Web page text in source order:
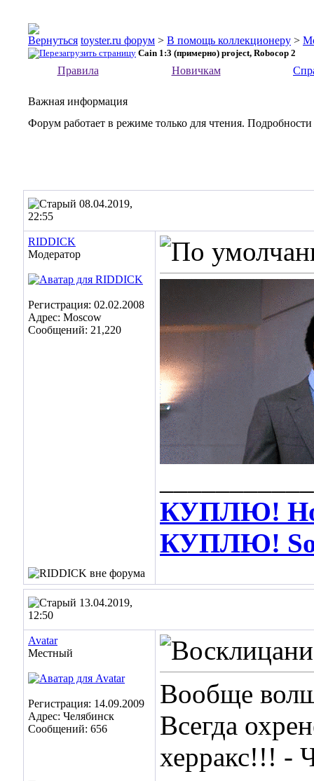
toyster.ru форум > В помощь коллекционеру >
Cain 1:3 (примерно) project, Robocop 2
Правила Новичкам
Важная информация
Форум работает в режиме только для чтения.
08.04.2019,
22:55
RIDDICK
Модератор
Регистрация: 02.02.2008
Адрес: Moscow
Сообщений: 21,220
КУПЛЮ!
КУПЛЮ!
13.04.2019,
12:50
Avatar
Местный
Регистрация: 14.09.2009
Адрес: Челябинск
Сообщений: 656
Вообще
Всегда
херракс!!! -